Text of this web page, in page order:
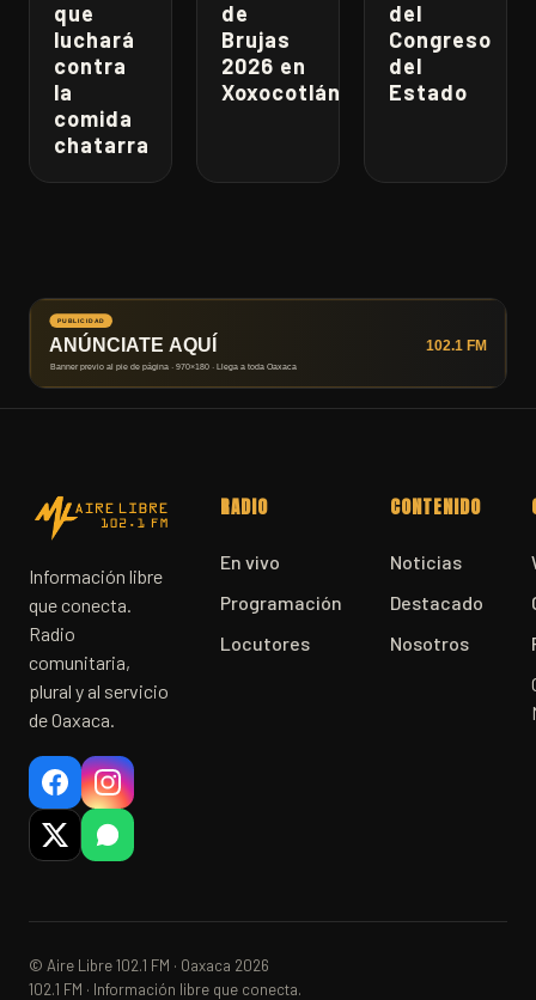
que
luchará
contra
la
comida
chatarra
de
Brujas
2026 en
Xoxocotlán
del
Congreso
del
Estado
Información libre
que conecta.
Radio
comunitaria,
plural y al servicio
de Oaxaca.
RADIO
En vivo
Programación
Locutores
CONTENIDO
Noticias
Destacado
Nosotros
© Aire Libre 102.1 FM · Oaxaca 2026
102.1 FM · Información libre que conecta.